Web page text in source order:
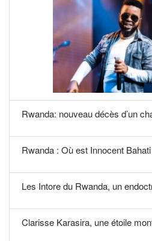
Rwanda: nouveau décès d’un
Rwanda : Où est Innocent
Les Intore du Rwanda, un
Clarisse Karasira, une étoile